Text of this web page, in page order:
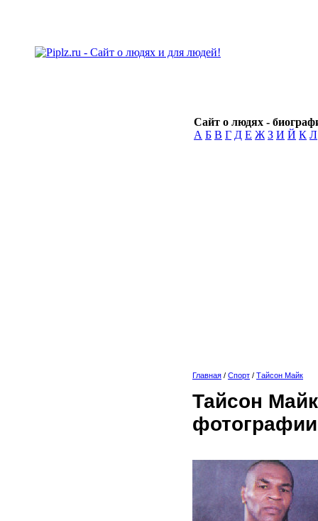
Сайт о людях -
А Б В Г Д Е Ж З И Й К Л
Главная / Спорт / Тайсон Майк
Тайсон